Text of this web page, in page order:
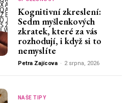
Kognitivní zkreslení:
Sedm myšlenkových
zkratek, které za vás
rozhodují, i když si to
nemyslíte
Petra Zajícova - 2 srpna, 2026
NAŠE TIPY